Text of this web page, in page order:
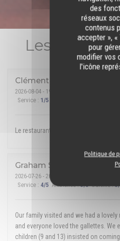
des
réseaux
contenus
accepter »,
pour
modifier vos
l'icône
Politique de
Les avis de
Clément
2026-08-04 - 19:30 - Couverts 2
Service : 1/5
Le restaurant était fermé alors qu’il
Graham S
2026-07-26 - 20:30 - Couverts 4
Service : 4/5 Ambiance: 5/5 Cuisine: 5
Our family visited and we had a
and everyone loved the gallettes. We
children (9 and 13) insisted on